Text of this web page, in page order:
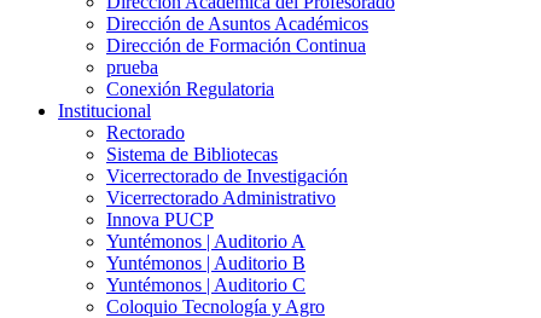
Dirección de Asuntos Académicos
Dirección de Formación Continua
prueba
Conexión Regulatoria
Institucional
Rectorado
Sistema de Bibliotecas
Vicerrectorado de Investigación
Vicerrectorado Administrativo
Innova PUCP
Yuntémonos | Auditorio A
Yuntémonos | Auditorio B
Yuntémonos | Auditorio C
Coloquio Tecnología y Agro